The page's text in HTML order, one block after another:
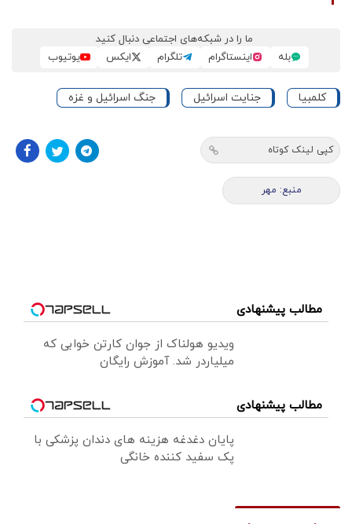
ما را در شبکه‌های اجتماعی دنبال کنید
بله
اینستاگرام تلگرام ایکس یوتیوب
کلمبیا جنایت اسرائیل جنگ اسرائیل و غزه
کپی لینک کوتاه
منبع: مهر
مطالب پیشنهادی
ویدیو هولناک از جوان کارتن خوابی که
میلیاردر شد. آموزش رایگان
مطالب پیشنهادی
پایان دغدغه هزینه های دندان پزشکی با
پک سفید کننده خانگی